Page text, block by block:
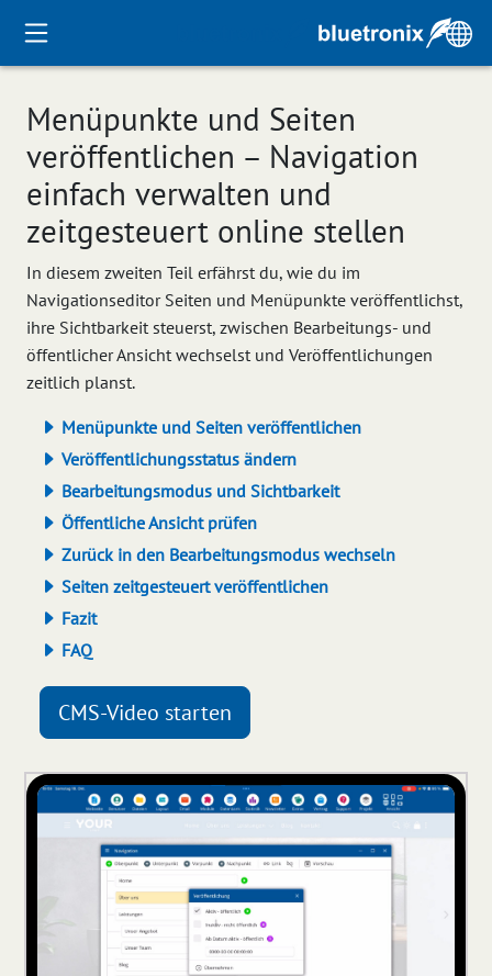
Menüpunkte und Seiten
veröffentlichen – Navigation
einfach verwalten und
zeitgesteuert online stellen
In diesem zweiten Teil erfährst du, wie du im
Navigationseditor Seiten und Menüpunkte veröffentlichst,
ihre Sichtbarkeit steuerst, zwischen Bearbeitungs- und
öffentlicher Ansicht wechselst und Veröffentlichungen
zeitlich planst.
Menüpunkte und Seiten veröffentlichen
Veröffentlichungsstatus ändern
Bearbeitungsmodus und Sichtbarkeit
Öffentliche Ansicht prüfen
Zurück in den Bearbeitungsmodus wechseln
Seiten zeitgesteuert veröffentlichen
Fazit
FAQ
CMS-Video starten